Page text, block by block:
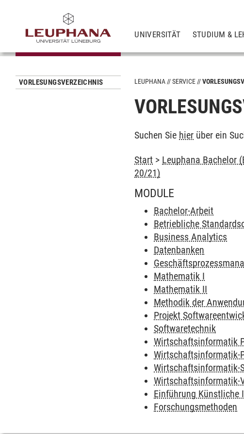
UNIVERSITÄT STUDIUM &
VORLESUNGSVERZEICHNIS LEUPHANA SERVICE
Suchen Sie hier über ein
Start > Leuphana Bachelor
20/21)
MODULE
Bachelor-Arbeit
Betriebliche
Business Analytics
Datenbanken
Mathematik I
Mathematik II
Methodik der
Projekt
Softwaretechnik
Wirtschaftsinformatik
Wirtschaftsinformatik-
Wirtschaftsinformatik-
Wirtschaftsinformatik-
Einführung Künstliche
Forschungsmethoden